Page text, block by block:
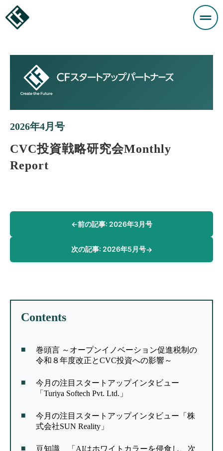
2026年4月号
CVC投資戦略研究会Monthly
Report
←前の記事: 2026年3月号
次の記事: 2026年5月号→
Contents
巻頭言 ～オープンイノベーション促進税制の
令和８年度改正とCVC投資への影響～
今月の注目スタートアップインタビュー
「Turiya Softech Pvt. Ltd.」
今月の注目スタートアップインタビュー「株
式会社SUN Reality」
豆知識 「AIはホワイトカラーを侵食し、次